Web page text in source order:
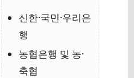
신한·국민·우리은
행
농협은행 및 농·
축협